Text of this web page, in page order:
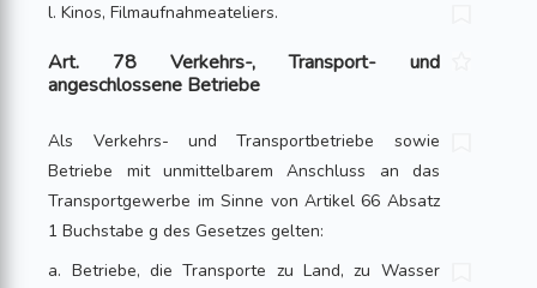
l. Kinos, Filmaufnahmeateliers.
Art. 78 Verkehrs-, Transport- und
angeschlossene Betriebe
Als Verkehrs- und Transportbetriebe sowie
Betriebe mit unmittelbarem Anschluss an das
Transportgewerbe im Sinne von Artikel 66 Absatz
1 Buchstabe g des Geset­zes gelten:
a. Betriebe, die Transporte zu Land, zu Wasser